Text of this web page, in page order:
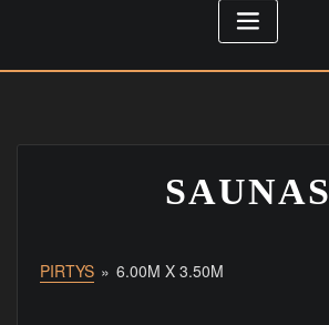
SAUNAS
PIRTYS » 6.00M X 3.50M